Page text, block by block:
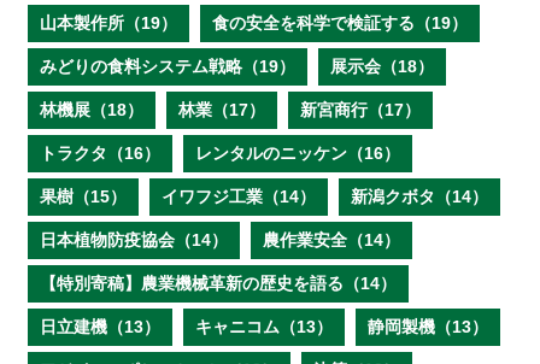
山本製作所（19） 食の安全を科学で検証する（19）
みどりの食料システム戦略（19） 展示会（18）
林機展（18） 林業（17） 新宮商行（17）
トラクタ（16） レンタルのニッケン（16）
果樹（15） イワフジ工業（14） 新潟クボタ（14）
日本植物防疫協会（14） 農作業安全（14）
【特別寄稿】農業機械革新の歴史を語る（14）
日立建機（13） キャニコム（13） 静岡製機（13）